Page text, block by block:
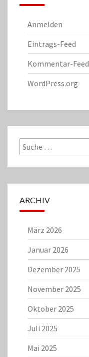
Anmelden
Eintrags-Feed
Kommentar-Feed
WordPress.org
Suche
nach:
ARCHIV
März 2026
Januar 2026
Dezember 2025
November 2025
Oktober 2025
Juli 2025
Mai 2025